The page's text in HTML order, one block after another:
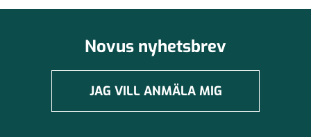
Novus nyhetsbrev
JAG VILL ANMÄLA MIG